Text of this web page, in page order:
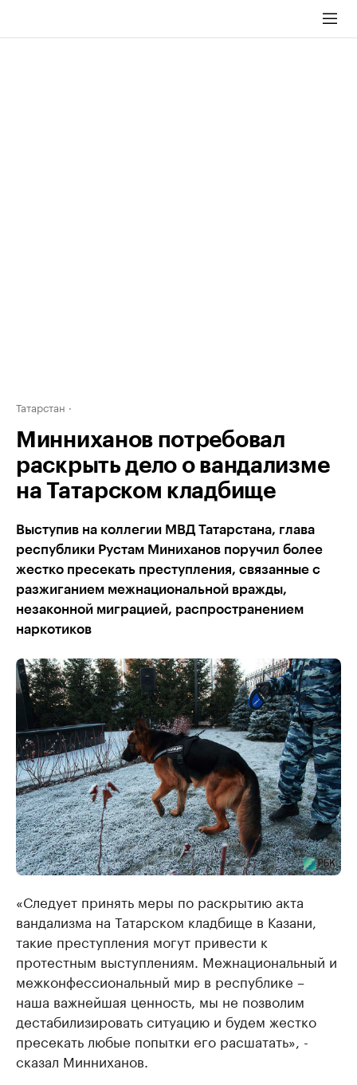
Татарстан
Минниханов потребовал
раскрыть дело о вандализме
на Татарском кладбище
Выступив на коллегии МВД Татарстана, глава
республики Рустам Миниханов поручил более
жестко пресекать преступления, связанные с
разжиганием межнациональной вражды,
незаконной миграцией, распространением
наркотиков
«Следует принять меры по раскрытию акта
вандализма на Татарском кладбище в Казани,
такие преступления могут привести к
протестным выступлениям. Межнациональный и
межконфессиональный мир в республике –
наша важнейшая ценность, мы не позволим
дестабилизировать ситуацию и будем жестко
пресекать любые попытки его расшатать», -
сказал Минниханов.